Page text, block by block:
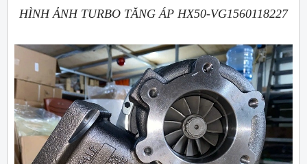
HÌNH ẢNH TURBO TĂNG ÁP HX50-VG1560118227